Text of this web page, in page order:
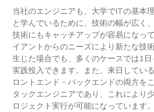
当社のエンジニアも、大学でITの基本
と学んでいるために、技術の幅が広く
技術にもキャッチアップが容易になっ
イアントからのニーズにより新たな技
生じた場合でも、多くのケースでは1
実践投入できます。また、来日してい
ロントエンド・バックエンドの両方を
タックエンジニアであり、これにより
ロジェクト実行が可能になっています。